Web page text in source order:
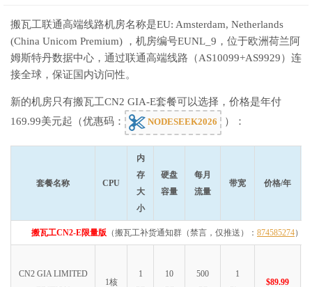
搬瓦工联通高端线路机房名称是EU: Amsterdam, Netherlands
(China Unicom Premium) ，机房编号EUNL_9，位于欧洲荷兰阿
姆斯特丹数据中心，通过联通高端线路（AS10099+AS9929）连
接全球，保证国内访问性。
新的机房只有搬瓦工CN2 GIA-E套餐可以选择，价格是年付
169.99美元起（优惠码：
NODESEEK2026 ）：
套餐名称 CPU
内
存
大
小
硬盘
容量
每月
流量
带宽 价格/年
搬瓦工CN2-E限量版 （搬瓦工补货通知群（禁言，仅推送）： 874585274）
CN2 GIA LIMITED
1核
1
10
500
1
$89.99